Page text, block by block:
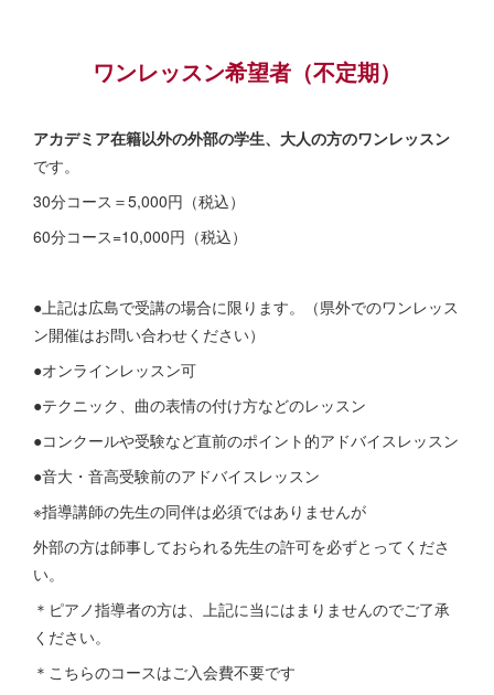
ワンレッスン希望者（不定期）
アカデミア在籍以外の外部の学生、大人の方のワンレッスン
です。
30分コース＝5,000円（税込）
60分コース=10,000円（税込）
●上記は広島で受講の場合に限ります。（県外でのワンレッス
ン開催はお問い合わせください）
●オンラインレッスン可
●テクニック、曲の表情の付け方などのレッスン
●コンクールや受験など直前のポイント的アドバイスレッスン
●音大・音高受験前のアドバイスレッスン
※指導講師の先生の同伴は必須ではありませんが
外部の方は師事しておられる先生の許可を必ずとってくださ
い。
＊ピアノ指導者の方は、上記に当にはまりませんのでご了承
ください。
＊こちらのコースはご入会費不要です